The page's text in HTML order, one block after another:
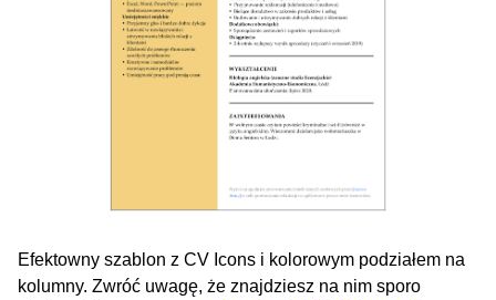
Efektowny szablon z CV Icons i kolorowym podziałem na
kolumny. Zwróć uwagę, że znajdziesz na nim sporo